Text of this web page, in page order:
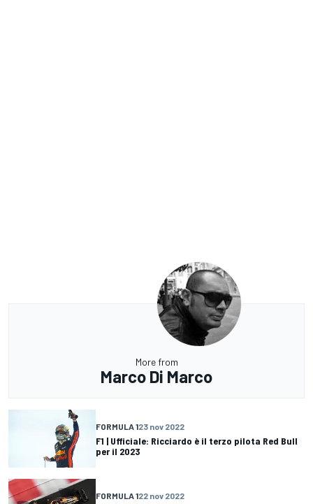
More from
Marco Di Marco
FORMULA 123 nov 2022
F1 | Ufficiale: Ricciardo è il terzo pilota Red Bull
per il 2023
FORMULA 122 nov 2022